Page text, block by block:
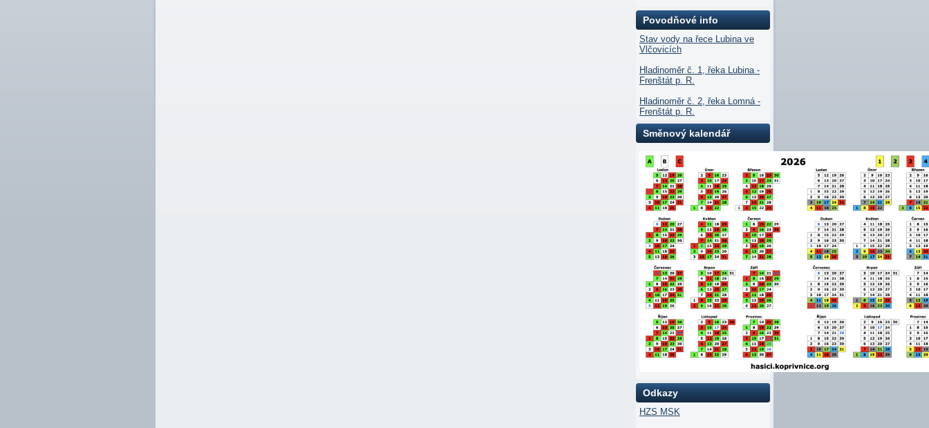
Povodňové info
Stav vody na řece Lubina ve
Vlčovicích
Hladinoměr č. 1, řeka Lubina -
Frenštát p. R.
Hladinoměr č. 2, řeka Lomná -
Frenštát p. R.
Směnový kalendář
Odkazy
HZS MSK